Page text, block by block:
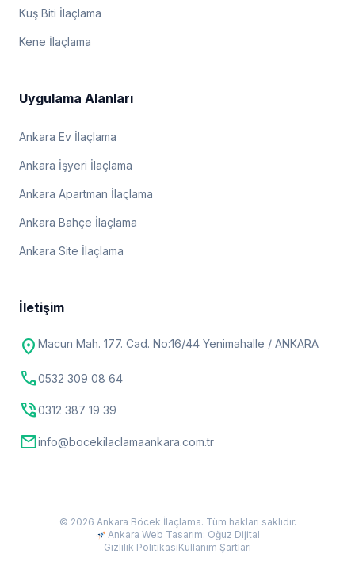
Kuş Biti İlaçlama
Kene İlaçlama
Uygulama Alanları
Ankara Ev İlaçlama
Ankara İşyeri İlaçlama
Ankara Apartman İlaçlama
Ankara Bahçe İlaçlama
Ankara Site İlaçlama
İletişim
location_on Macun Mah. 177. Cad. No:16/44 Yenimahalle / ANKARA
call0532 309 08 64
phone_in_talk0312 387 19 39
mailinfo@bocekilaclamaankara.com.tr
© 2026 Ankara Böcek İlaçlama. Tüm hakları saklıdır.
Ankara Web Tasarım: Oğuz Dijital
Gizlilik PolitikasıKullanım Şartları